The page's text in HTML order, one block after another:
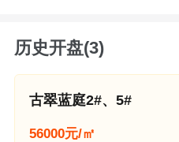
历史开盘(3)
古翠蓝庭2#、5#
56000元/㎡